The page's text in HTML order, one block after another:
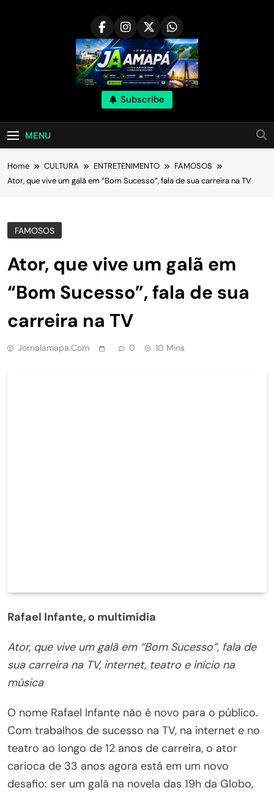
Subscribe
MENU
Home CULTURA ENTRETENIMENTO
FAMOSOS
Ator, que vive um galã em “Bom Sucesso”, fala de sua carreira na TV
FAMOSOS
Ator, que vive um galã em
“Bom Sucesso”, fala de sua
carreira na TV
Jornalamapa.com 0 10 Mins
Rafael Infante, o multimídia
Ator, que vive um galã em “Bom Sucesso”, fala de
sua carreira na TV, internet, teatro e início na
música
O nome Rafael Infante não é novo para o público.
Com trabalhos de sucesso na TV, na internet e no
teatro ao longo de 12 anos de carreira, o ator
carioca de 33 anos agora está em um novo
desafio: ser um galã na novela das 19h da Globo,